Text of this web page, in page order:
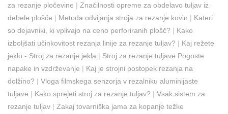
za rezanje pločevine | Značilnosti opreme za obdelavo tuljav iz
debele plošče | Metoda odvijanja stroja za rezanje kovin | Kateri
so dejavniki, ki vplivajo na ceno perforiranih plošč? | Kako
izboljšati učinkovitost rezanja linije za rezanje tuljav? | Kaj režete
jeklo - Stroj za rezanje jekla | Stroj za rezanje tuljave Pogoste
napake in vzdrževanje | Kaj je strojni postopek rezanja na
dolžino? | Vloga filmskega senzorja v rezalniku aluminijaste
tuljave | Kako sprejeti stroj za rezanje tuljav? | Vsak sistem za
rezanje tuljav | Zakaj tovarniška jama za kopanje težke